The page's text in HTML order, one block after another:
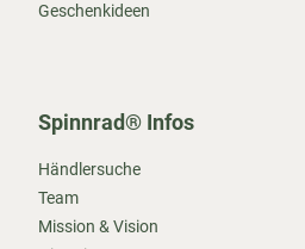
Geschenkideen
Spinnrad® Infos
Händlersuche
Team
Mission & Vision